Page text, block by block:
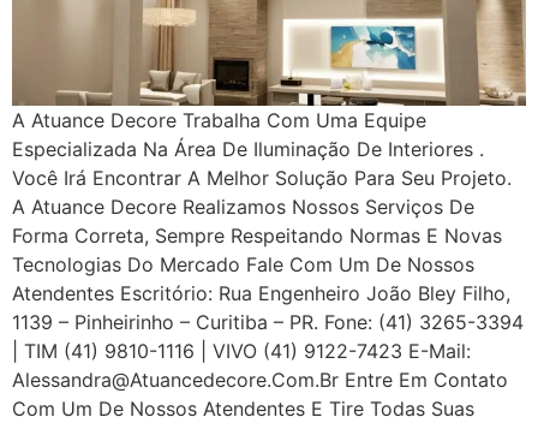
A Atuance Decore Trabalha Com Uma Equipe
Especializada Na Área De Iluminação De Interiores .
Você Irá Encontrar A Melhor Solução Para Seu Projeto.
A Atuance Decore Realizamos Nossos Serviços De
Forma Correta, Sempre Respeitando Normas E Novas
Tecnologias Do Mercado Fale Com Um De Nossos
Atendentes Escritório: Rua Engenheiro João Bley Filho,
1139 – Pinheirinho – Curitiba – PR. Fone: (41) 3265-3394
| TIM (41) 9810-1116 | VIVO (41) 9122-7423 E-Mail:
Alessandra@atuancedecore.com.br Entre Em Contato
Com Um De Nossos Atendentes E Tire Todas Suas